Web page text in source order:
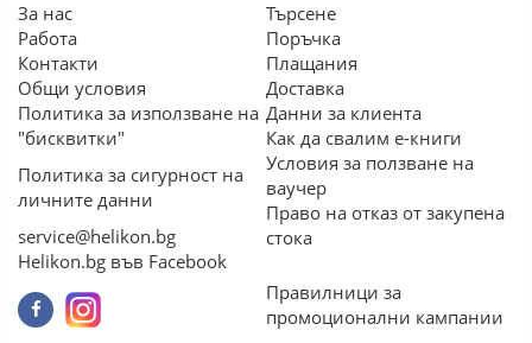
За нас
Работа
Контакти
Общи условия
Политика за използване на
"бисквитки"
Политика за сигурност на
личните данни
service@helikon.bg
Helikon.bg във Facebook
Търсене
Поръчка
Плащания
Доставка
Данни за клиента
Как да свалим е-книги
Условия за ползване на
ваучер
Право на отказ от закупена
стока
Правилници за
промоционални кампании